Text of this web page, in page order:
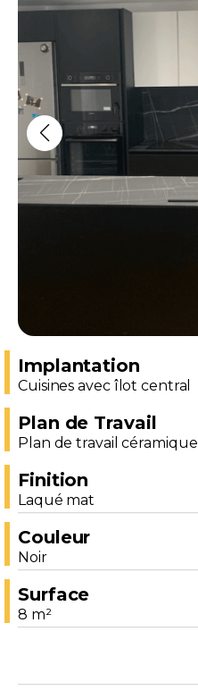
Implantation
Cuisines avec îlot central
Plan de Travail
Plan de travail céramique
Finition
Laqué mat
Couleur
Noir
Surface
8 m²